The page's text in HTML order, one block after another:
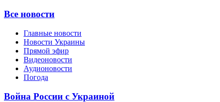
Все новости
Главные новости
Новости Украины
Прямой эфир
Видеоновости
Аудионовости
Погода
Война России с Украиной